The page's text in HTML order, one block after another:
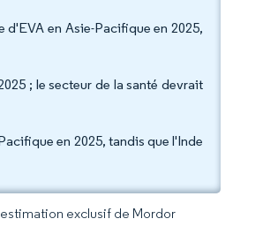
en Asie-Pacifique en 2025,
; le secteur de la santé devrait
en 2025, tandis que l'Inde
exclusif de Mordor